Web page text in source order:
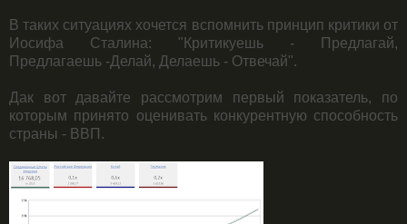
В таких ситуациях хочется вспомнить принцип критики от
Иосифа Сталина: "Критикуешь - Предлагай,
Предлагаешь -Делай, Делаешь - Отвечай".
Дак вот давайте рассмотрим первый показатель, по
которым принято оценивать конкурентную способность
страны - ВВП.